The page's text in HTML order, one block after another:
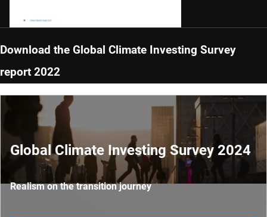
Download the Global Climate Investing Survey
report 2022
Global Climate Investing Survey 2024
Realism on the transition journey